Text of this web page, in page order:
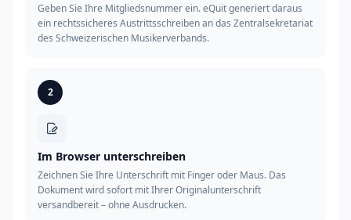
Geben Sie Ihre Mitgliedsnummer ein. eQuit generiert daraus
ein rechtssicheres Austrittsschreiben an das Zentralsekretariat
des Schweizerischen Musikerverbands.
2
Im Browser unterschreiben
Zeichnen Sie Ihre Unterschrift mit Finger oder Maus. Das
Dokument wird sofort mit Ihrer Originalunterschrift
versandbereit – ohne Ausdrucken.